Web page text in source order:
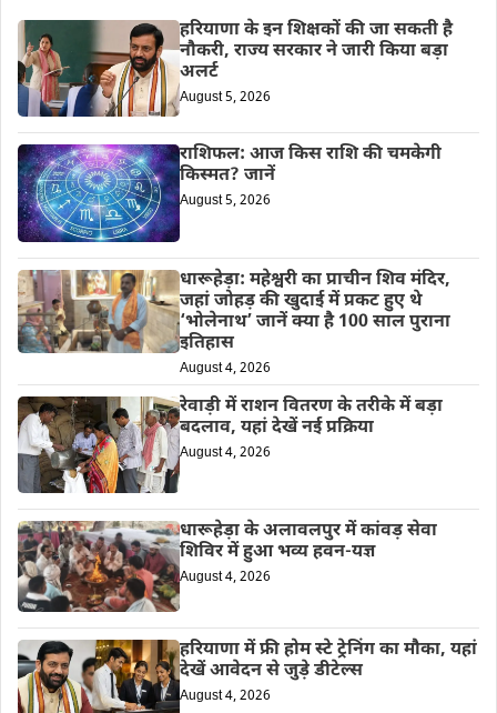
हरियाणा के इन शिक्षकों की जा सकती है
नौकरी, राज्य सरकार ने जारी किया बड़ा
अलर्ट
August 5, 2026
राशिफल: आज किस राशि की चमकेगी
किस्मत? जानें
August 5, 2026
धारूहेड़ा: महेश्वरी का प्राचीन शिव मंदिर,
जहां जोहड़ की खुदाई में प्रकट हुए थे
‘भोलेनाथ’ जानें क्या है 100 साल पुराना
इतिहास
August 4, 2026
रेवाड़ी में राशन वितरण के तरीके में बड़ा
बदलाव, यहां देखें नई प्रक्रिया
August 4, 2026
धारूहेड़ा के अलावलपुर में कांवड़ सेवा
शिविर में हुआ भव्य हवन-यज्ञ
August 4, 2026
हरियाणा में फ्री होम स्टे ट्रेनिंग का मौका, यहां
देखें आवेदन से जुड़े डीटेल्स
August 4, 2026